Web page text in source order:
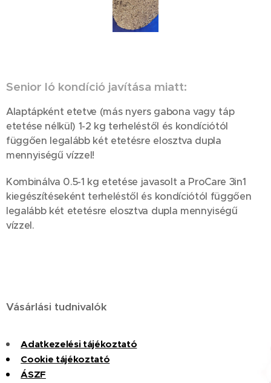
Senior ló kondíció javítása miatt:
Alaptápként etetve (más nyers gabona vagy táp
etetése nélkül) 1-2 kg terheléstől és kondíciótól
függően legalább két etetésre elosztva dupla
mennyiségű vízzel!
Kombinálva 0.5-1 kg etetése javasolt a ProCare 3in1
kiegészítéseként terheléstől és kondíciótól függően
legalább két etetésre elosztva dupla mennyiségű
vízzel.
Vásárlási tudnivalók
Adatkezelési tájékoztató
Cookie tájékoztató
ÁSZF